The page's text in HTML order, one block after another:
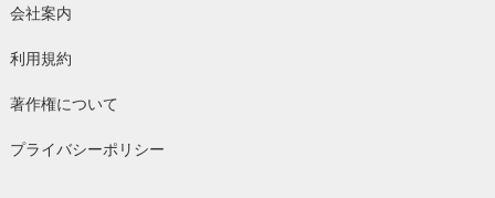
会社案内
利用規約
著作権について
プライバシーポリシー